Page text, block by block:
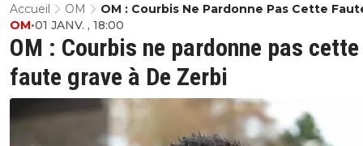
Accueil OM
OM : Courbis Ne Pardonne Pas Cette
Grave À De Zerbi
OM : Courbis ne pardonne pas cette
faute grave à De Zerbi
OM•01 JANV. , 18:00